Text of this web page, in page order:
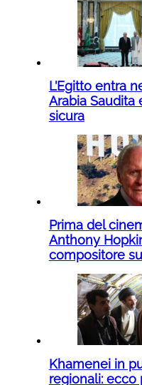
L’Egitto entra
Arabia Saudita
sicura
Prima del
Anthony
compositore
Khamenei in
regionali: ecco